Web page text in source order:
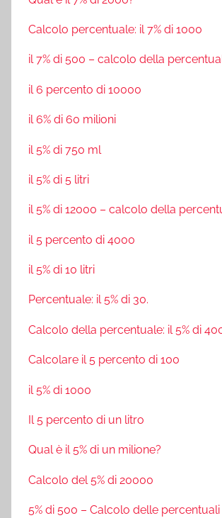
Calcolo percentuale: il 7% di 1000
il 7% di 500 – calcolo della
il 6 percento di 10000
il 6% di 60 milioni
il 5% di 750 ml
il 5% di 5 litri
il 5% di 12000 – calcolo della
il 5 percento di 4000
il 5% di 10 litri
Percentuale: il 5% di 30.
Calcolo della percentuale: il 5% di
Calcolare il 5 percento di 100
il 5% di 1000
Il 5 percento di un litro
Qual è il 5% di un milione?
Calcolo del 5% di 20000
5% di 500 – Calcolo delle percentuali